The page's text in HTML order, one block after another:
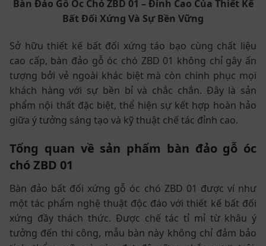
Bàn Đảo Gỗ Óc Chó ZBD 01 – Đỉnh Cao Của Thiết Kế
Bất Đối Xứng Và Sự Bền Vững
Sở hữu thiết kế bất đối xứng táo bạo cùng chất liệu
cao cấp, bàn đảo gỗ óc chó ZBD 01 không chỉ gây ấn
tượng bởi vẻ ngoài khác biệt mà còn chinh phục mọi
khách hàng với sự bền bỉ và chắc chắn. Đây là sản
phẩm nội thất đặc biệt, thể hiện sự kết hợp hoàn hảo
giữa ý tưởng sáng tạo và kỹ thuật chế tác đỉnh cao.
Tổng quan về sản phẩm bàn đảo gỗ óc
chó ZBD 01
Bàn đảo bất đối xứng gỗ óc chó ZBD 01 được ví như
một tác phẩm nghệ thuật độc đáo với thiết kế bất đối
xứng đầy thách thức. Được chế tác tỉ mỉ từ khâu ý
tưởng đến thi công, mẫu bàn này không chỉ đảm bảo